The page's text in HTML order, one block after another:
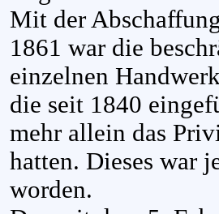
Mit der
1861 war die
einzelnen
die seit 1840
mehr allein das
hatten. Dieses war
worden.